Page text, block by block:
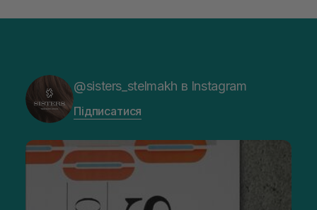
@sisters_stelmakh в Instagram
Підписатися